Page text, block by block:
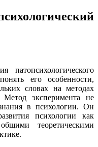
патопсихологического
его особенности,
словах на методах
Метод эксперимента не
в психологии. Он
психологии как
теоретическими